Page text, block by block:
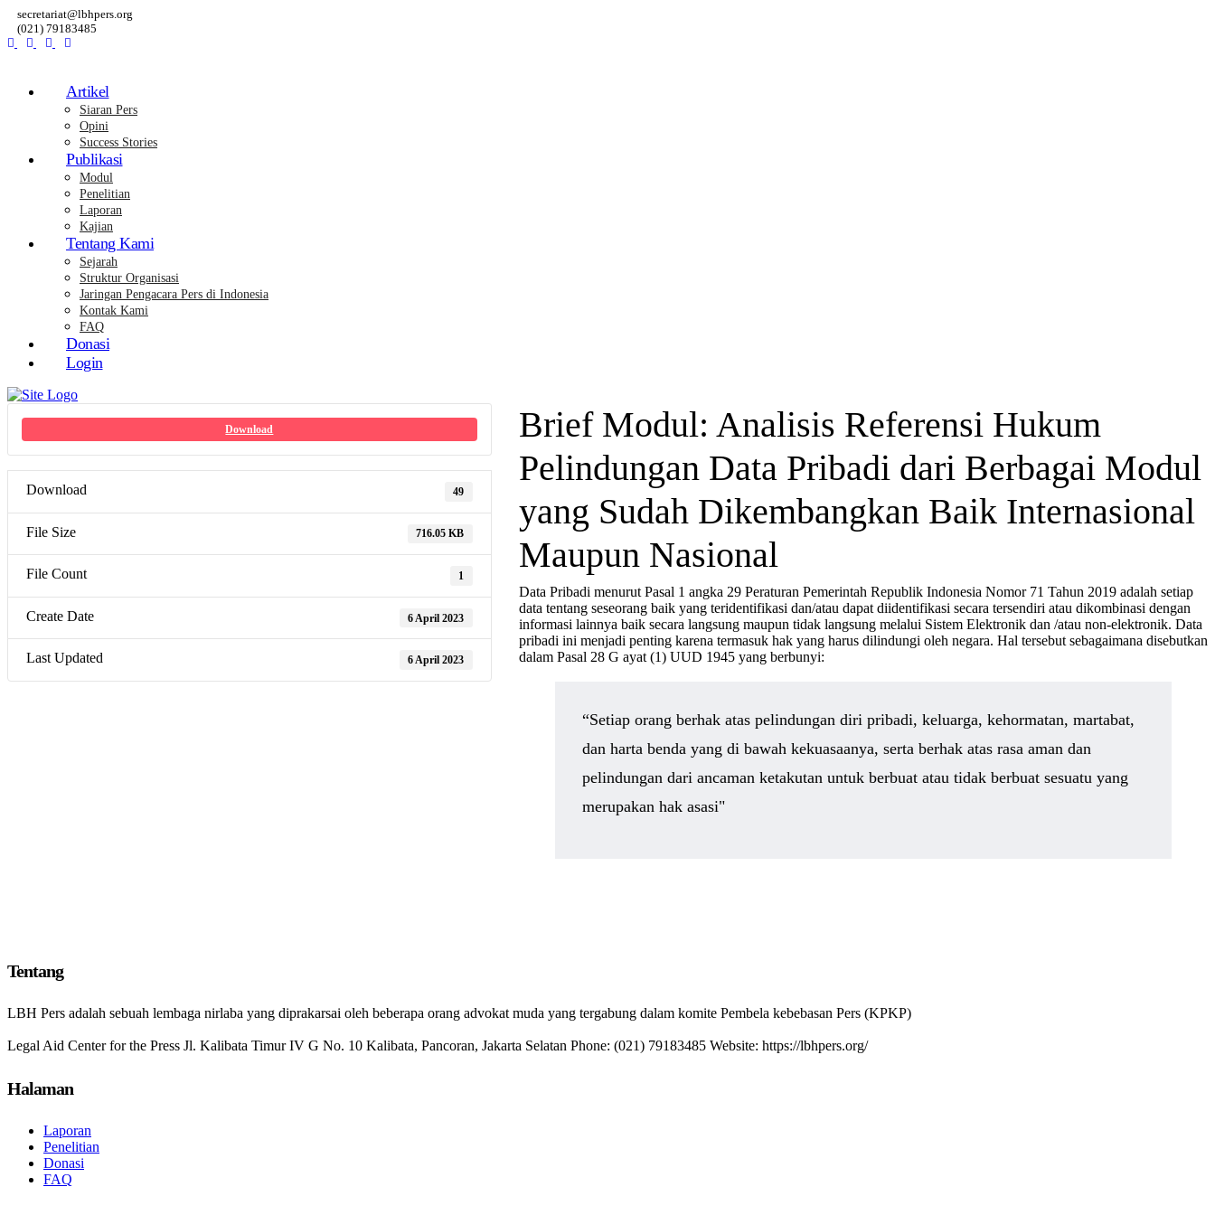
secretariat@lbhpers.org
(021) 79183485
Artikel
Siaran Pers
Opini
Success Stories
Publikasi
Modul
Penelitian
Laporan
Kajian
Tentang Kami
Sejarah
Struktur Organisasi
Jaringan Pengacara Pers di Indonesia
Kontak Kami
FAQ
Donasi
Login
Download
Download 49
File Size 716.05 KB
File Count 1
Create Date 6 April 2023
Last Updated 6 April 2023
Brief Modul: Analisis Referensi Hukum
Pelindungan Data Pribadi dari Berbagai Modul
yang Sudah Dikembangkan Baik Internasional
Maupun Nasional
Data Pribadi menurut Pasal 1 angka 29 Peraturan Pemerintah Republik Indonesia Nomor 71 Tahun 2019 adalah setiap
data tentang seseorang baik yang teridentifikasi dan/atau dapat diidentifikasi secara tersendiri atau dikombinasi dengan
informasi lainnya baik secara langsung maupun tidak langsung melalui Sistem Elektronik dan /atau non-elektronik. Data
pribadi ini menjadi penting karena termasuk hak yang harus dilindungi oleh negara. Hal tersebut sebagaimana disebutkan
dalam Pasal 28 G ayat (1) UUD 1945 yang berbunyi:
“Setiap orang berhak atas pelindungan diri pribadi, keluarga, kehormatan, martabat,
dan harta benda yang di bawah kekuasaanya, serta berhak atas rasa aman dan
pelindungan dari ancaman ketakutan untuk berbuat atau tidak berbuat sesuatu yang
merupakan hak asasi"
Tentang
LBH Pers adalah sebuah lembaga nirlaba yang diprakarsai oleh beberapa orang advokat muda yang tergabung dalam komite Pembela kebebasan Pers (KPKP)
Legal Aid Center for the Press Jl. Kalibata Timur IV G No. 10 Kalibata, Pancoran, Jakarta Selatan Phone: (021) 79183485 Website: https://lbhpers.org/
Halaman
Laporan
Penelitian
Donasi
FAQ